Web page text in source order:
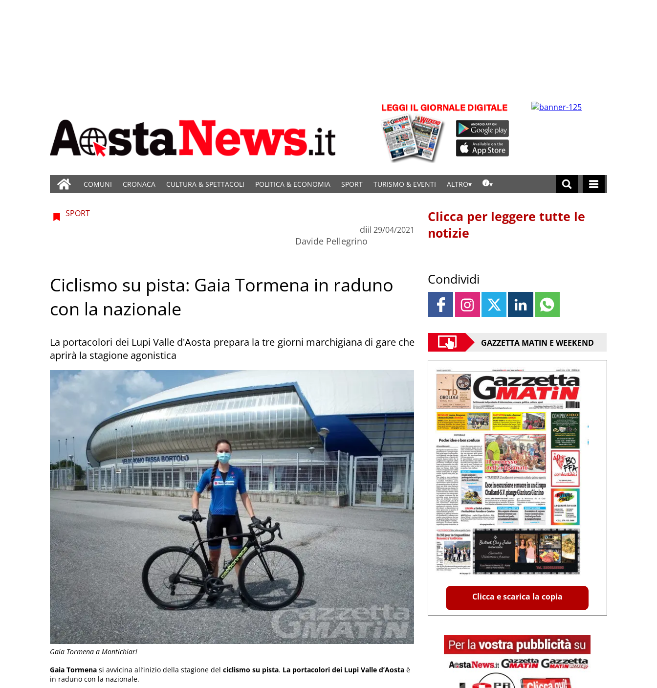
COMUNI CRONACA CULTURA & SPETTACOLI POLITICA & ECONOMIA SPORT TURISMO & EVENTI ALTRO
Gaia Tormena a Montichiari
SPORT
di
Davide Pellegrino
il 29/04/2021
Ciclismo su pista: Gaia Tormena in raduno
con la nazionale
La portacolori dei Lupi Valle d'Aosta prepara la tre giorni marchigiana di gare che
aprirà la stagione agonistica
Gaia Tormena si avvicina all’inizio della stagione del ciclismo su pista. La portacolori dei Lupi Valle d’Aosta è
in raduno con la nazionale.
Clicca per leggere tutte le
notizie
Condividi
GAZZETTA MATIN E WEEKEND
Clicca e scarica la copia